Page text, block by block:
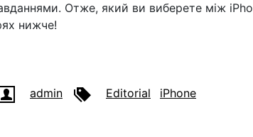
Отже, який ви виберете між
нижче!
admin Editorial iPhone